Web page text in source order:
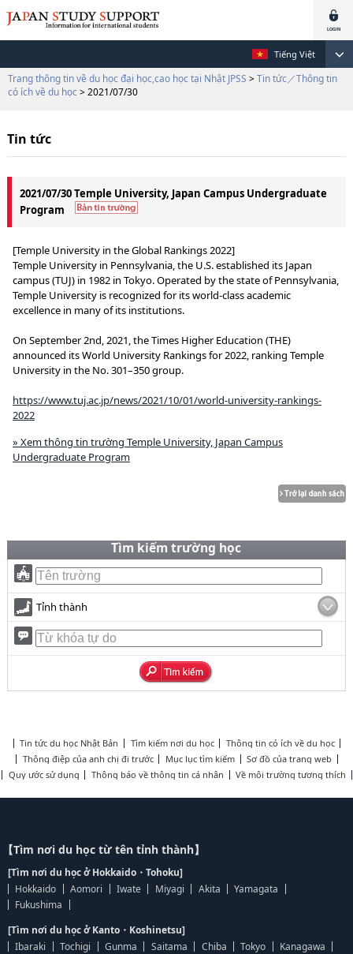
Tiếng Việt
Trang thông tin về du học đại học,cao học tại Nhật JPSS > Tin tức／Thông tin
có ích về du học > 2021/07/30
Tin tức
2021/07/30 Temple University, Japan Campus Undergraduate
Program
[Temple University in the Global Rankings 2022]
Temple University in Pennsylvania, the U.S. established its Japan
campus (TUJ) in 1982 in Tokyo. Operated by the state of Pennsylvania,
Temple University is recognized for its world-class academic
excellence in many of its institutions.
On September 2nd, 2021, the Times Higher Education (THE)
announced its World University Rankings for 2022, ranking Temple
University in the No. 301–350 group.
https://www.tuj.ac.jp/news/2021/10/01/world-university-rankings-
2022
» Xem thông tin trường Temple University, Japan Campus
Undergraduate Program
Tìm kiếm trường học
Tỉnh thành
Tin tức du học Nhật Bản Tìm kiếm nơi du học
Thông tin có ích về du học
Thông điệp của anh chị đi trước
Mục lục tìm kiếm
Sơ đồ của trang web
Quy ước sử dụng
Thông báo về thông tin cá nhân Về môi trường tương thích
【Tìm nơi du học từ tên tỉnh thành】
[Tìm nơi du học ở Hokkaido・Tohoku]
Hokkaido
Aomori Iwate Miyagi Akita
Yamagata
Fukushima
[Tìm nơi du học ở Kanto・Koshinetsu]
Ibaraki
Tochigi Gunma Saitama Chiba Tokyo
Kanagawa